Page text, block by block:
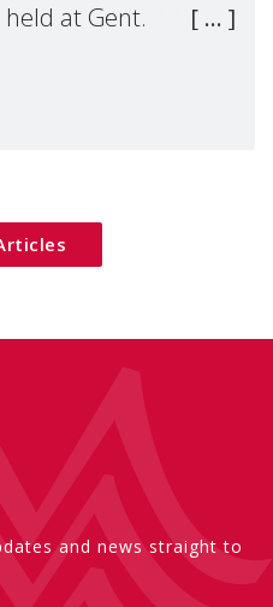
at Gent.
No Man's
and news straight to